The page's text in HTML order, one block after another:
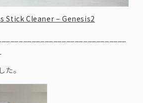
Stick Cleaner – Genesis2
た。